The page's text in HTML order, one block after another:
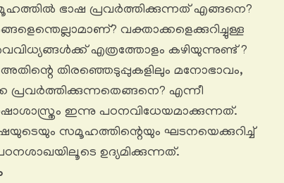
ഭാഷ പ്രവർത്തിക്കുന്നത് എങ്ങനെ?
വക്താക്കളെക്കുറിച്ചുള്ള
എത്രത്തോളം കഴിയുന്നുണ്ട് ?
തിരഞ്ഞെടുപ്പുകളിലും മനോഭാവം,
എന്നീ
ഇന്നു പഠനവിധേയമാക്കുന്നത്.
സമൂഹത്തിന്റെയും ഘടനയെക്കുറിച്ച്
ഉദ്യമിക്കുന്നത്.